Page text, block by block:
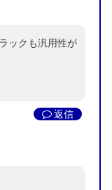
ックも汎用性が
返信